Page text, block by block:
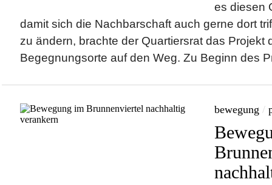
es diesen
damit sich die Nachbarschaft auch gerne dort
zu ändern, brachte der Quartiersrat das Projekt
Begegnungsorte auf den Weg. Zu Beginn des
bewegung /